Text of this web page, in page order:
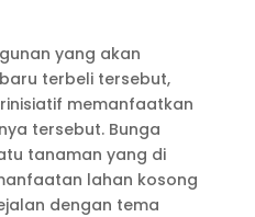
yang akan
terbeli tersebut,
memanfaatkan
tersebut. Bunga
tanaman yang di
lahan kosong
dengan tema